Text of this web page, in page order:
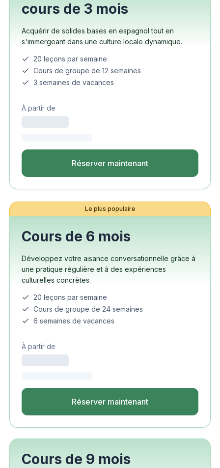
cours de 3 mois
Acquérir de solides bases en espagnol tout en
s'immergeant dans une culture locale dynamique.
20 leçons par semaine
Cours de groupe de 12 semaines
3 semaines de vacances
À partir de
Réserver maintenant
Le plus populaire
Cours de 6 mois
Développez votre aisance conversationnelle grâce à
une pratique régulière et à des expériences
culturelles concrètes.
20 leçons par semaine
Cours de groupe de 24 semaines
6 semaines de vacances
À partir de
Réserver maintenant
Cours de 9 mois